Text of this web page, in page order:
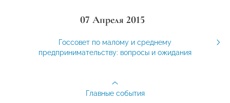
07 Апреля 2015
Госсовет по малому и среднему
предпринимательству: вопросы и ожидания
Главные события